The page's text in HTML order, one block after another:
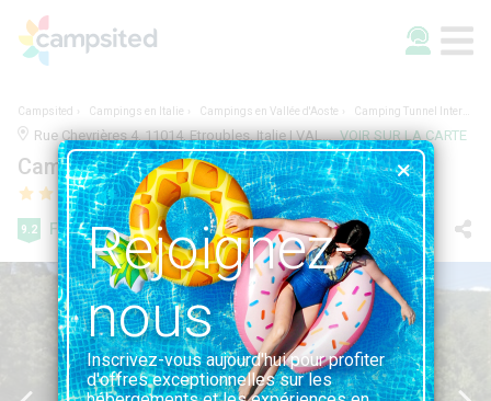
Campsited Campings en Italie Campings en Vallée d'Aoste Camping Tunnel International
Rue Chevrières 4, 11014, Etroubles, Italie | VALLÉE D'AOSTE VOIR SUR LA CARTE
Camping Tunnel International
9.2 Fabuleuse 149 avis
Rejoignez-
nous
Inscrivez-vous aujourd'hui pour profiter
d'offres exceptionnelles sur les